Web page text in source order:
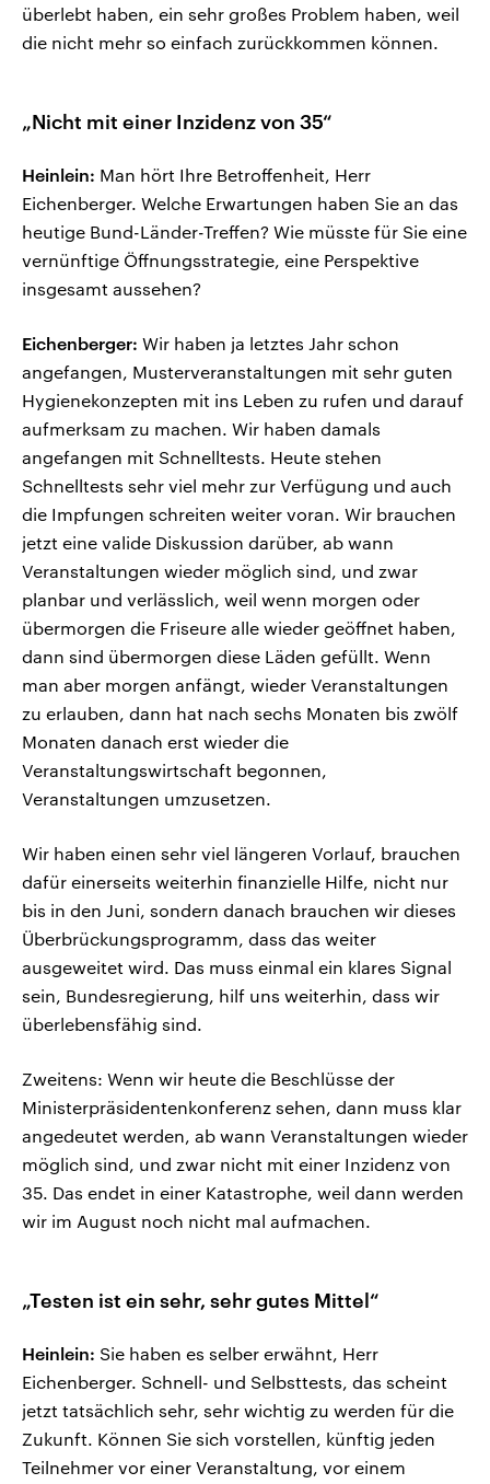
überlebt haben, ein sehr großes Problem haben, weil
die nicht mehr so einfach zurückkommen können.
„Nicht mit einer Inzidenz von 35“
Heinlein: Man hört Ihre Betroffenheit, Herr
Eichenberger. Welche Erwartungen haben Sie an das
heutige Bund-Länder-Treffen? Wie müsste für Sie eine
vernünftige Öffnungsstrategie, eine Perspektive
insgesamt aussehen?
Eichenberger: Wir haben ja letztes Jahr schon
angefangen, Musterveranstaltungen mit sehr guten
Hygienekonzepten mit ins Leben zu rufen und darauf
aufmerksam zu machen. Wir haben damals
angefangen mit Schnelltests. Heute stehen
Schnelltests sehr viel mehr zur Verfügung und auch
die Impfungen schreiten weiter voran. Wir brauchen
jetzt eine valide Diskussion darüber, ab wann
Veranstaltungen wieder möglich sind, und zwar
planbar und verlässlich, weil wenn morgen oder
übermorgen die Friseure alle wieder geöffnet haben,
dann sind übermorgen diese Läden gefüllt. Wenn
man aber morgen anfängt, wieder Veranstaltungen
zu erlauben, dann hat nach sechs Monaten bis zwölf
Monaten danach erst wieder die
Veranstaltungswirtschaft begonnen,
Veranstaltungen umzusetzen.
Wir haben einen sehr viel längeren Vorlauf, brauchen
dafür einerseits weiterhin finanzielle Hilfe, nicht nur
bis in den Juni, sondern danach brauchen wir dieses
Überbrückungsprogramm, dass das weiter
ausgeweitet wird. Das muss einmal ein klares Signal
sein, Bundesregierung, hilf uns weiterhin, dass wir
überlebensfähig sind.
Zweitens: Wenn wir heute die Beschlüsse der
Ministerpräsidentenkonferenz sehen, dann muss klar
angedeutet werden, ab wann Veranstaltungen wieder
möglich sind, und zwar nicht mit einer Inzidenz von
35. Das endet in einer Katastrophe, weil dann werden
wir im August noch nicht mal aufmachen.
„Testen ist ein sehr, sehr gutes Mittel“
Heinlein: Sie haben es selber erwähnt, Herr
Eichenberger. Schnell- und Selbsttests, das scheint
jetzt tatsächlich sehr, sehr wichtig zu werden für die
Zukunft. Können Sie sich vorstellen, künftig jeden
Teilnehmer vor einer Veranstaltung, vor einem